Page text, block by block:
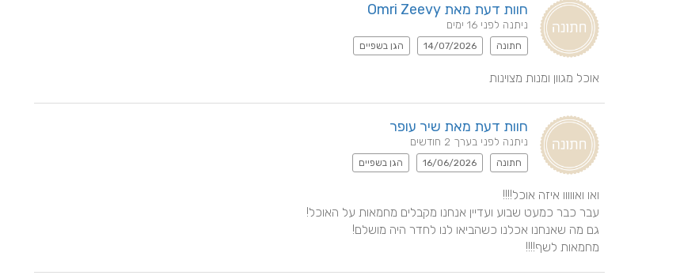
חוות דעת מאת Omri Zeevy
ניתנה לפני 16 ימים
חתונה 14/07/2026 הגן בשפיים
אוכל מגוון ומנות מצוינות
חוות דעת מאת שיר עופר
ניתנה לפני בערך 2 חודשים
חתונה 16/06/2026 הגן בשפיים
מחמאות לשף!!!!